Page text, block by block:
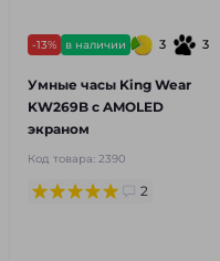
-13% в наличии 3 3
Умные часы King Wear
KW269B с AMOLED
экраном
Код товара: 2390
2